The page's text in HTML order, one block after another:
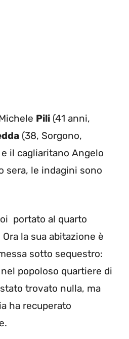
Pili (41 anni,
(38, Sorgono,
il cagliaritano Angelo
sera, le indagini sono
portato al quarto
la sua abitazione è
sotto sequestro:
popoloso quartiere di
trovato nulla, ma
ha recuperato